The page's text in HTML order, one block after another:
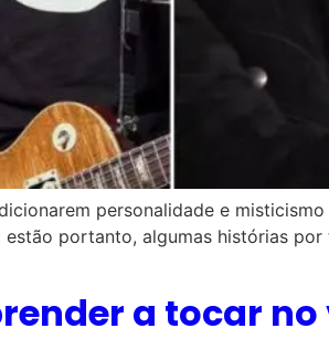
personalidade e
portanto, algumas histórias
a tocar